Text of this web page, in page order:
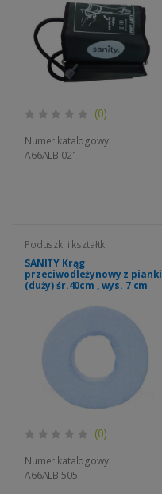
(0)
Numer katalogowy:
A66ALB 021
Poduszki i kształtki
SANITY Krąg
przeciwodleżynowy z pianki
(duży) śr.40cm , wys. 7 cm
(0)
Numer katalogowy:
A66ALB 505